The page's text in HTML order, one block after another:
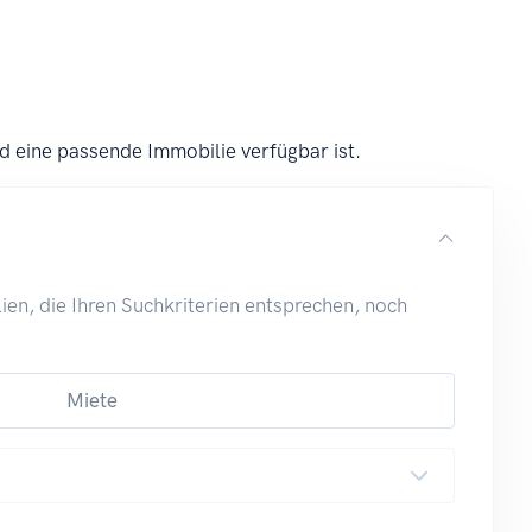
eine passende Immobilie verfügbar ist.
die Ihren Suchkriterien entsprechen, noch
Miete